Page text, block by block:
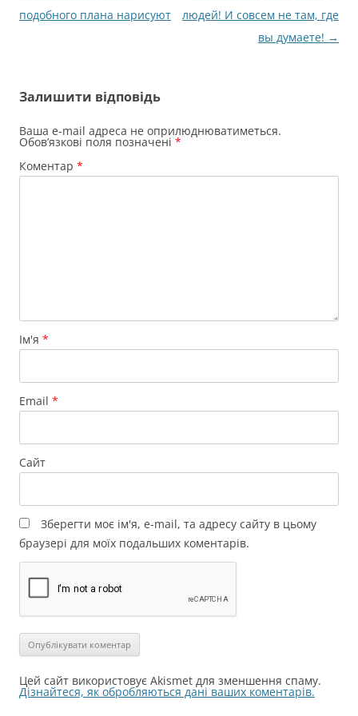
по
подобного плана нарисуют
людей! И совсем не там, где
вы думаете! →
Залишити відповідь
Ваша e-mail адреса не оприлюднюватиметься.
Обов’язкові поля позначені *
Коментар *
Ім'я *
Email *
Сайт
Зберегти моє ім'я, e-mail, та адресу сайту в цьому
браузері для моїх подальших коментарів.
Цей сайт використовує Akismet для зменшення спаму.
Дізнайтеся, як обробляються дані ваших коментарів.